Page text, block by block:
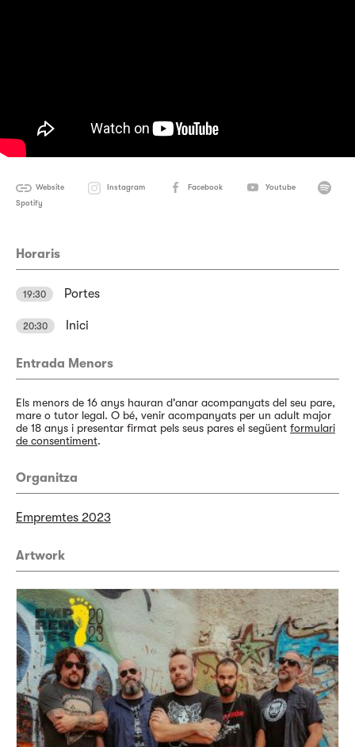
Website Instagram Facebook
Youtube
Spotify
Horaris
19:30 Portes
20:30 Inici
Entrada Menors
Els menors de 16 anys hauran d'anar acompanyats del seu pare,
mare o tutor legal. O bé, venir acompanyats per un adult major
de 18 anys i presentar firmat pels seus pares el següent formulari
de consentiment.
Organitza
Empremtes 2023
Artwork